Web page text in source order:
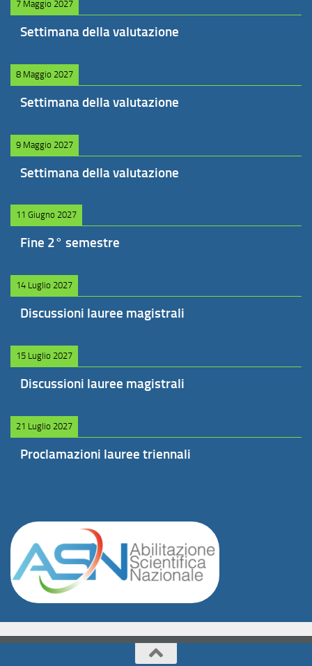
7 Maggio 2027
Settimana della valutazione
8 Maggio 2027
Settimana della valutazione
9 Maggio 2027
Settimana della valutazione
11 Giugno 2027
Fine 2° semestre
14 Luglio 2027
Discussioni lauree magistrali
15 Luglio 2027
Discussioni lauree magistrali
21 Luglio 2027
Proclamazioni lauree triennali